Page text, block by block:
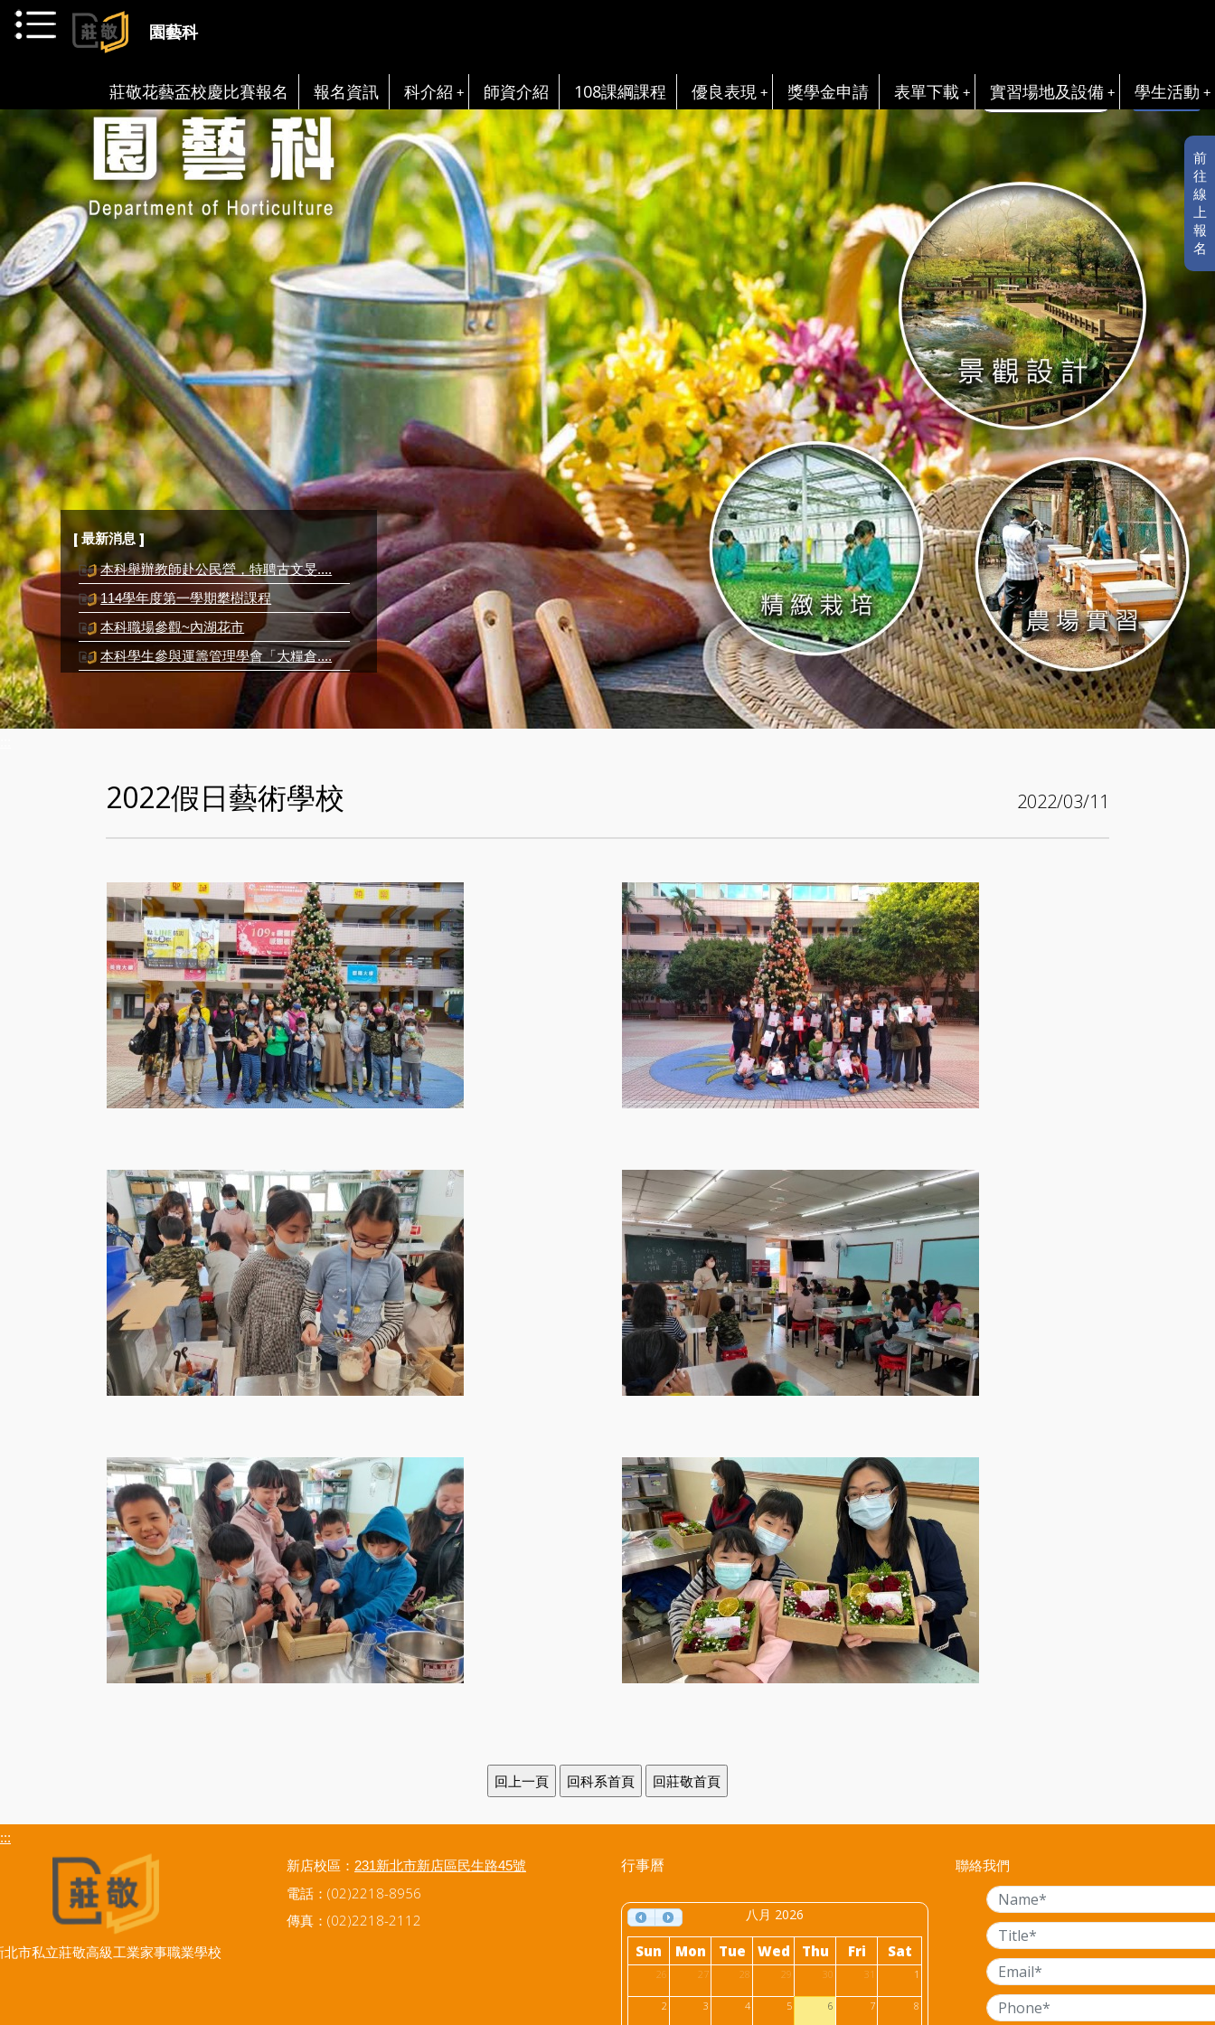
跳到主要內容
園藝科
莊敬花藝盃校慶比賽報名 報名資訊 科介紹 師資介紹 108課綱課程 優良表現 獎學金申請 表單下載 實習場地及設備 學生活動
前
往
線
上
報
名
電子書
[ 最新消息 ]
114學年度第一學期攀樹課程
本科職場參觀~內湖花市
本科學生參與運籌管理學會「大糧倉....
本科學生參加「2024青春花壇大賞」....
本科舉辦教師赴公民營，特聘古文旻....
2022假日藝術學校 2022/03/11
:::
北市私立莊敬高級工業家事職業學校
新店校區： 231新北市新店區民生路45號
電話：(02)2218-8956
傳真：(02)2218-2112
行事曆
八月 2026
Sun Mon Tue Wed Thu Fri Sat
26 27 28 29 30 31 1
2 3 4 5 6 7 8
聯絡我們